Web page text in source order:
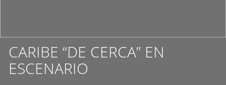
CARIBE “DE CERCA” EN
ESCENARIO